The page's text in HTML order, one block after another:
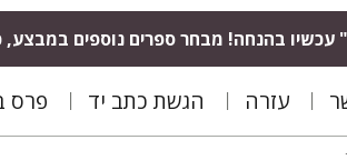
עכשיו בהנחה! מבחר ספרים נוספים
עזרה הגשת כתב יד פרס